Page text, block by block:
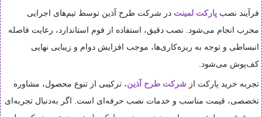
فرآیند نصب پارکت لمینت در شرکت طرح آذین توسط تیم‌های اجرایی
مجرب انجام می‌شود. نصب دقیق، استفاده از فوم استاندارد، رعایت فاصله
انبساطی و توجه به ریزه‌کاری‌ها، موجب افزایش دوام و زیبایی نهایی
کف‌پوش می‌شود.
تجربه خرید پارکت از شرکت طرح آذین، ترکیبی از تنوع محصول، مشاوره
تخصصی، قیمت مناسب و خدمات نصب حرفه‌ای است. اگر به‌دنبال تجربه‌ای